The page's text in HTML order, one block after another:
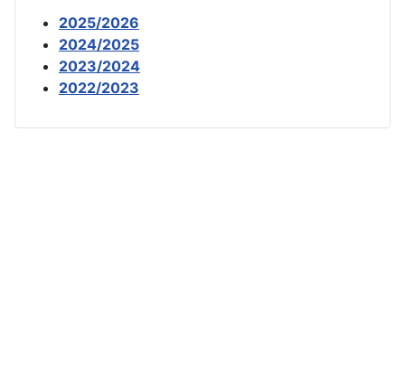
2025/2026
2024/2025
2023/2024
2022/2023